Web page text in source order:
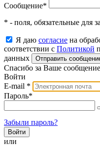
Сообщение*
* - поля, обязательные для
Я даю согласие на
соответствии с Политикой
данных
Отправить
Спасибо за Ваше
Войти
E-mail *
Пароль*
Забыли пароль?
или